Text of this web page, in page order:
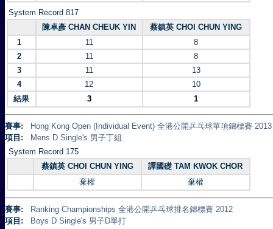
System Record 817
陳卓彥 CHAN CHEUK YIN
蔡鎮英 CHOI CHUN YING
1
11
8
2
11
8
3
11
13
4
12
10
結果
3 1
賽事:
Hong Kong Open (Individual Event) 全港公開乒乓球單項錦標賽 2013
項目:
Mens D Single's 男子丁組
System Record 175
蔡鎮英 CHOI CHUN YING
譚國礎 TAM KWOK CHOR
棄權
棄權
賽事:
Ranking Championships 全港公開乒乓球排名錦標賽 2012
項目:
Boys D Single's 男子D單打